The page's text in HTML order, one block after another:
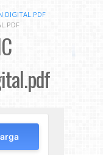
DIGITAL.PDF